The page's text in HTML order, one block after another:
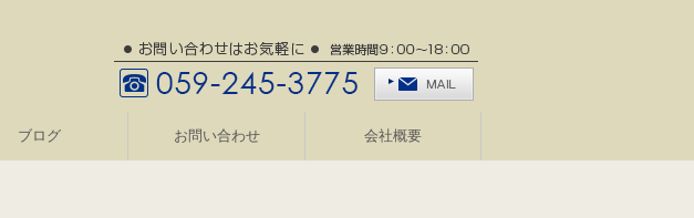
ブログ お問い合わせ 会社概要